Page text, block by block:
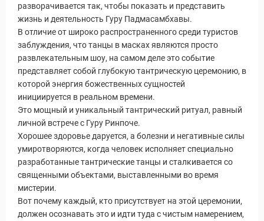
разворачивается так, чтобы показать и представить
жизнь и деятельность Гуру Падмасамбхавы.
В отличие от широко распространенного среди туристов
заблуждения, что танцы в масках являются просто
развлекательным шоу, на самом деле это событие
представляет собой глубокую тантрическую церемонию, в
которой энергия божественных сущностей
инициируется в реальном времени.
Это мощный и уникальный тантрический ритуал, равный
личной встрече с Гуру Ринпоче.
Хорошее здоровье даруется, а болезни и негативные силы
умиротворяются, когда человек исполняет специально
разработанные тантрические танцы и сталкивается со
священными объектами, выставленными во время
мистерии.
Вот почему каждый, кто присутствует на этой церемонии,
должен осознавать это и идти туда с чистым намерением,